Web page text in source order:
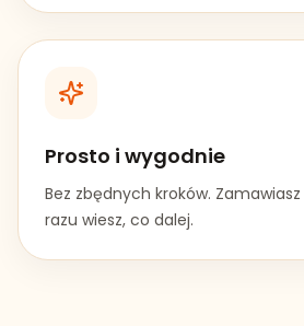
Prosto i wygodnie
Bez zbędnych kroków.
razu wiesz, co dalej.